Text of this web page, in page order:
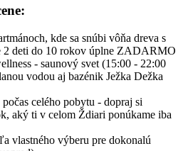
kde sa snúbi vôňa dreva s
2 deti do 10 rokov úplne ZADARMO
- saunový svet (15:00 - 22:00
vodou aj bazénik Ježka Dežka
celého pobytu - dopraj si
aký ti v celom Ždiari ponúkame iba
vlastného výberu pre dokonalú